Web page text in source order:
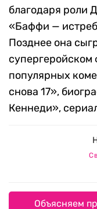
благодаря роли
«Баффи —
Позднее она
популярных
снова 17»,
Кеннеди»,
Объясняем